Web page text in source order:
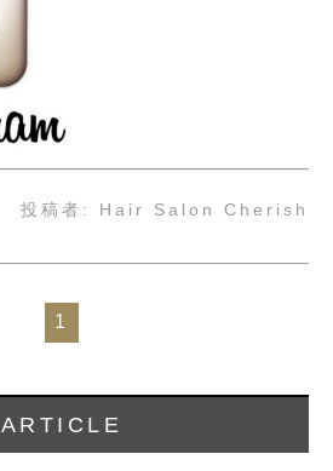
投稿者: Hair Salon Cherish
1
ARTICLE